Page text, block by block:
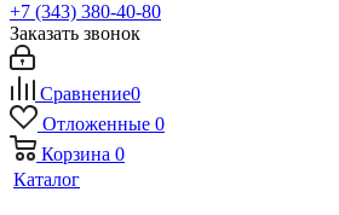
+7 (343) 380-40-80
Заказать звонок
Сравнение0
Отложенные 0
Корзина 0
Каталог